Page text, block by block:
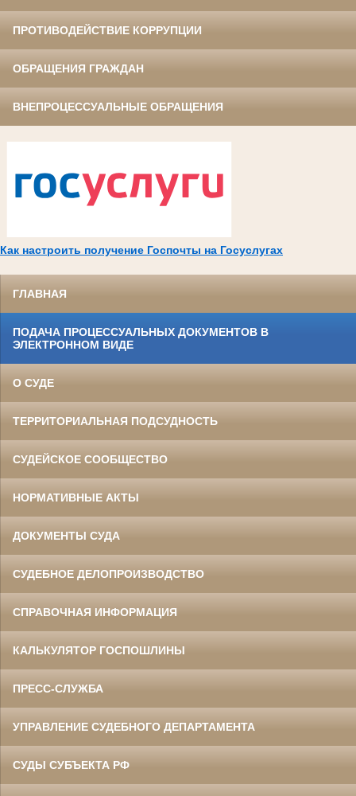
ПРОТИВОДЕЙСТВИЕ КОРРУПЦИИ
ОБРАЩЕНИЯ ГРАЖДАН
ВНЕПРОЦЕССУАЛЬНЫЕ ОБРАЩЕНИЯ
Как настроить получение Госпочты на Госуслугах
ГЛАВНАЯ
ПОДАЧА ПРОЦЕССУАЛЬНЫХ ДОКУМЕНТОВ В
ЭЛЕКТРОННОМ ВИДЕ
О СУДЕ
ТЕРРИТОРИАЛЬНАЯ ПОДСУДНОСТЬ
СУДЕЙСКОЕ СООБЩЕСТВО
НОРМАТИВНЫЕ АКТЫ
ДОКУМЕНТЫ СУДА
СУДЕБНОЕ ДЕЛОПРОИЗВОДСТВО
СПРАВОЧНАЯ ИНФОРМАЦИЯ
КАЛЬКУЛЯТОР ГОСПОШЛИНЫ
ПРЕСС-СЛУЖБА
УПРАВЛЕНИЕ СУДЕБНОГО ДЕПАРТАМЕНТА
СУДЫ СУБЪЕКТА РФ